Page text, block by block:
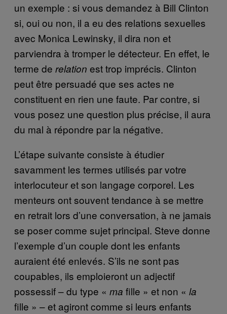
un exemple : si vous demandez à Bill Clinton
si, oui ou non, il a eu des relations sexuelles
avec Monica Lewinsky, il dira non et
parviendra à tromper le détecteur. En effet, le
terme de relation est trop imprécis. Clinton
peut être persuadé que ses actes ne
constituent en rien une faute. Par contre, si
vous posez une question plus précise, il aura
du mal à répondre par la négative.
L’étape suivante consiste à étudier
savamment les termes utilisés par votre
interlocuteur et son langage corporel. Les
menteurs ont souvent tendance à se mettre
en retrait lors d’une conversation, à ne jamais
se poser comme sujet principal. Steve donne
l’exemple d’un couple dont les enfants
auraient été enlevés. S’ils ne sont pas
coupables, ils emploieront un adjectif
possessif – du type « ma fille » et non « la
fille » – et agiront comme si leurs enfants